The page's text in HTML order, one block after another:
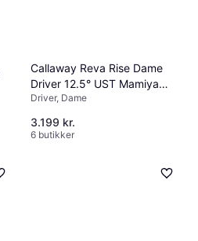
Callaway Reva Rise Dame
Driver 12.5° UST Mamiya
LIN-Q LTE 40
Driver, Dame
3.199 kr.
6 butikker